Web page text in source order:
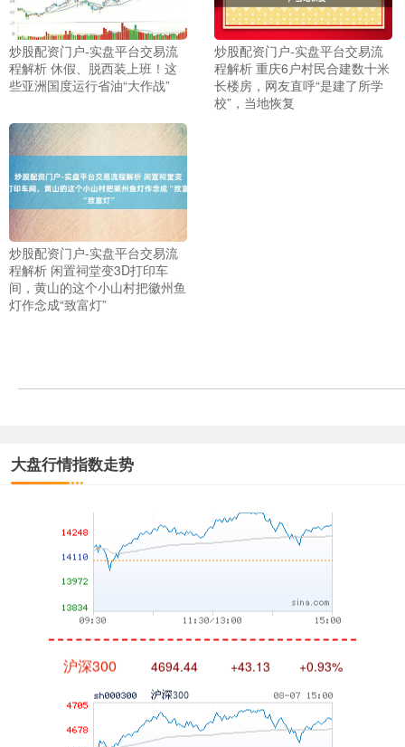
炒股配资门户-实盘平台交易流
程解析 休假、脱西装上班！这
些亚洲国度运行省油“大作战”
炒股配资门户-实盘平台交易流
程解析 重庆6户村民合建数十米
长楼房，网友直呼“是建了所学
校”，当地恢复
炒股配资门户-实盘平台交易流
程解析 闲置祠堂变3D打印车
间，黄山的这个小山村把徽州鱼
灯作念成“致富灯”
大盘行情指数走势
上证综指 3940.04
深证成指